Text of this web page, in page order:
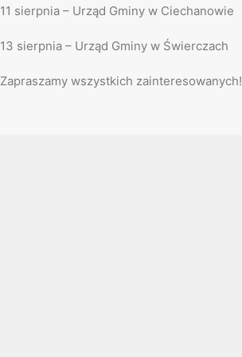
11 sierpnia – Urząd Gminy w Ciechanowie
13 sierpnia – Urząd Gminy w Świerczach
Zapraszamy wszystkich zainteresowanych!